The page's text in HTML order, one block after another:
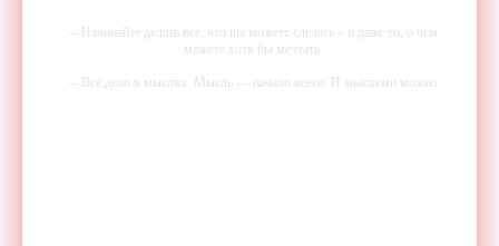
-- Начинайте делать все, что вы можете сделать – и даже то, о чем
можете хотя бы мечтать.
-- Все дело в мыслях. Мысль — начало всего. И мыслями можно